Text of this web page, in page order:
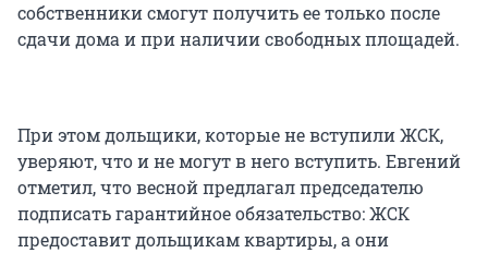
собственники смогут получить ее только после
сдачи дома и при наличии свободных площадей.
При этом дольщики, которые не вступили ЖСК,
уверяют, что и не могут в него вступить. Евгений
отметил, что весной предлагал председателю
подписать гарантийное обязательство: ЖСК
предоставит дольщикам квартиры, а они